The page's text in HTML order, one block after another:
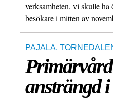
verksamheten, vi skulle
besökare i mitten av
PAJALA,
ansträngd